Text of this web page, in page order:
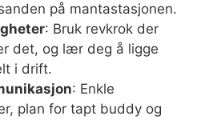
på mantastasjonen.
: Bruk revkrok der
det, og lær deg å ligge
i drift.
: Enkle
plan for tapt buddy og